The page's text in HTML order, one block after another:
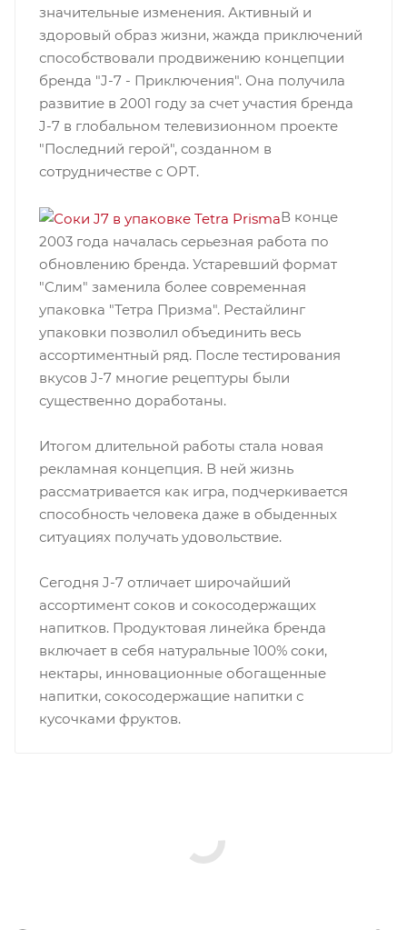
значительные изменения. Активный и
здоровый образ жизни, жажда приключений
способствовали продвижению концепции
бренда "J-7 - Приключения". Она получила
развитие в 2001 году за счет участия бренда
J-7 в глобальном телевизионном проекте
"Последний герой", созданном в
сотрудничестве с ОРТ.
В конце
2003 года началась серьезная работа по
обновлению бренда. Устаревший формат
"Слим" заменила более современная
упаковка "Тетра Призма". Рестайлинг
упаковки позволил объединить весь
ассортиментный ряд. После тестирования
вкусов J-7 многие рецептуры были
существенно доработаны.
Итогом длительной работы стала новая
рекламная концепция. В ней жизнь
рассматривается как игра, подчеркивается
способность человека даже в обыденных
ситуациях получать удовольствие.
Сегодня J-7 отличает широчайший
ассортимент соков и сокосодержащих
напитков. Продуктовая линейка бренда
включает в себя натуральные 100% соки,
нектары, инновационные обогащенные
напитки, сокосодержащие напитки с
кусочками фруктов.